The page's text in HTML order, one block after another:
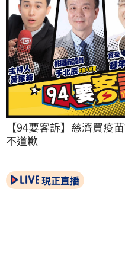
【94要客訴】慈濟買疫
不道歉
現正直播